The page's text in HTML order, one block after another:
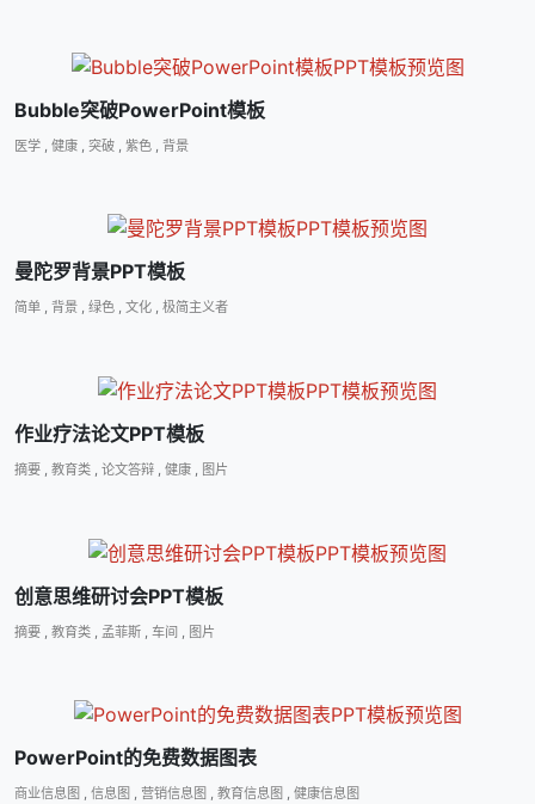
Bubble突破PowerPoint模板
医学 健康 突破 紫色 背景
曼陀罗背景PPT模板
简单 , 背景 , 绿色 , 文化 , 极简主义者
作业疗法论文PPT模板
摘要 , 教育类 , 论文答辩 , 健康 , 图片
创意思维研讨会PPT模板
摘要 教育类 孟菲斯 车间 图片
PowerPoint的免费数据图表
商业信息图 , 信息图 , 营销信息图 , 教育信息图 , 健康信息图